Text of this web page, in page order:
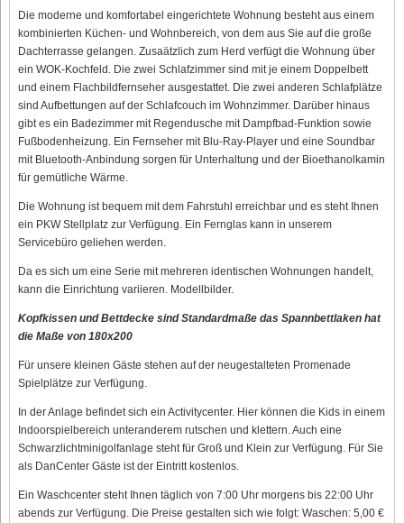
Die moderne und komfortabel eingerichtete Wohnung besteht aus einem
kombinierten Küchen- und Wohnbereich, von dem aus Sie auf die große
Dachterrasse gelangen. Zusaätzlich zum Herd verfügt die Wohnung über
ein WOK-Kochfeld. Die zwei Schlafzimmer sind mit je einem Doppelbett
und einem Flachbildfernseher ausgestattet. Die zwei anderen Schlafplätze
sind Aufbettungen auf der Schlafcouch im Wohnzimmer. Darüber hinaus
gibt es ein Badezimmer mit Regendusche mit Dampfbad-Funktion sowie
Fußbodenheizung. Ein Fernseher mit Blu-Ray-Player und eine Soundbar
mit Bluetooth-Anbindung sorgen für Unterhaltung und der Bioethanolkamin
für gemütliche Wärme.
Die Wohnung ist bequem mit dem Fahrstuhl erreichbar und es steht Ihnen
ein PKW Stellplatz zur Verfügung. Ein Fernglas kann in unserem
Servicebüro geliehen werden.
Da es sich um eine Serie mit mehreren identischen Wohnungen handelt,
kann die Einrichtung variieren. Modellbilder.
Kopfkissen und Bettdecke sind Standardmaße das Spannbettlaken hat
die Maße von 180x200
Für unsere kleinen Gäste stehen auf der neugestalteten Promenade
Spielplätze zur Verfügung.
In der Anlage befindet sich ein Activitycenter. Hier können die Kids in einem
Indoorspielbereich unteranderem rutschen und klettern. Auch eine
Schwarzlichtminigolfanlage steht für Groß und Klein zur Verfügung. Für Sie
als DanCenter Gäste ist der Eintritt kostenlos.
Ein Waschcenter steht Ihnen täglich von 7:00 Uhr morgens bis 22:00 Uhr
abends zur Verfügung. Die Preise gestalten sich wie folgt: Waschen: 5,00 €